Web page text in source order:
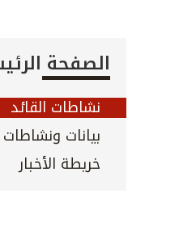
الصفحة
نشاطات القائد
بيانات ونشاطات
خريطة الأخبار